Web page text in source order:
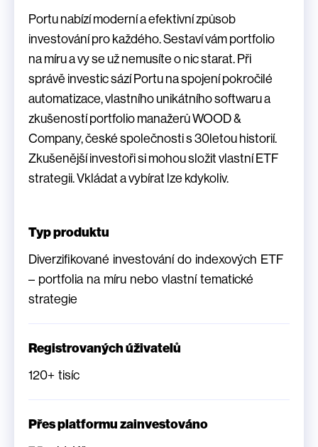
Portu nabízí moderní a efektivní způsob
investování pro každého. Sestaví vám portfolio
na míru a vy se už nemusíte o nic starat. Při
správě investic sází Portu na spojení pokročilé
automatizace, vlastního unikátního softwaru a
zkušeností portfolio manažerů WOOD &
Company, české společnosti s 30letou historií.
Zkušenější investoři si mohou složit vlastní ETF
strategii. Vkládat a vybírat lze kdykoliv.
Typ produktu
Diverzifikované investování do indexových ETF
– portfolia na míru nebo vlastní tematické
strategie
Registrovaných úživatelů
120+ tisíc
Přes platformu zainvestováno